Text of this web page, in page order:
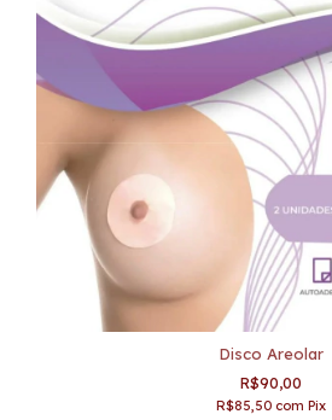
Disco Areolar
R$90,00
R$85,50 com Pix